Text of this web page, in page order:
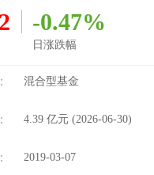
-0.47%
日涨跌幅
混合型基金
4.39 亿元 (2026-06-30)
2019-03-07